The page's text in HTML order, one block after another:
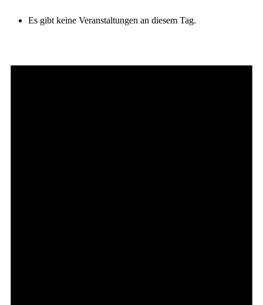
Es gibt keine Veranstaltungen an diesem Tag.